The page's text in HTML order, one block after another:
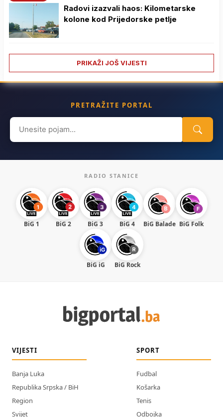
Radovi izazvali haos: Kilometarske
kolone kod Prijedorske petlje
PRIKAŽI JOŠ VIJESTI
PRETRAŽITE PORTAL
Search
for:
RADIO STANICE
BiG 1 BiG 2 BiG 3 BiG 4 BiG Balade BiG Folk
BiG iG BiG Rock
VIJESTI
Banja Luka
Republika Srpska / BiH
Region
Svijet
SPORT
Fudbal
Košarka
Tenis
Odbojka